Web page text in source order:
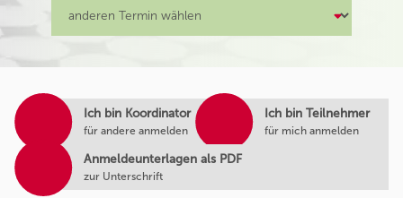
Ich bin Koordinator
für andere anmelden
Ich bin Teilnehmer
für mich anmelden
Anmeldeunterlagen als PDF
zur Unterschrift